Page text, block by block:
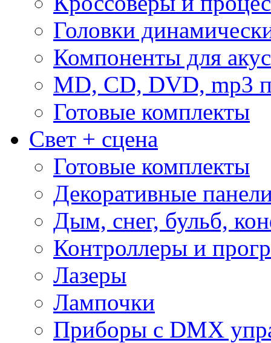
Головки
Компоненты для
MD, CD, DVD, mp3
Готовые комплекты
Свет + сцена
Готовые комплекты
Декоративные
Дым, снег, бульб,
Контроллеры и
Лазеры
Лампочки
Приборы с DMX